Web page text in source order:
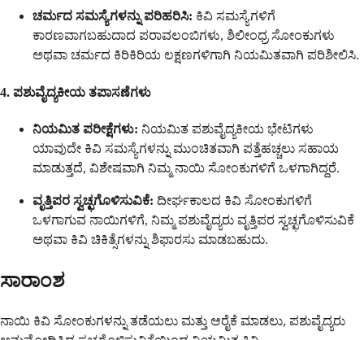
ಚರ್ಮದ ಸಮಸ್ಯೆಗಳನ್ನು ಪರಿಹರಿಸಿ: ಕಿವಿ ಸಮಸ್ಯೆಗಳಿಗೆ
ಕಾರಣವಾಗಬಹುದಾದ ಪರಾವಲಂಬಿಗಳು, ಶಿಲೀಂಧ್ರ ಸೋಂಕುಗಳು
ಅಥವಾ ಚರ್ಮದ ಕಿರಿಕಿರಿಯ ಲಕ್ಷಣಗಳಿಗಾಗಿ ನಿಯಮಿತವಾಗಿ ಪರಿಶೀಲಿಸಿ.
4. ಪಶುವೈದ್ಯಕೀಯ ತಪಾಸಣೆಗಳು
ನಿಯಮಿತ ಪರೀಕ್ಷೆಗಳು: ನಿಯಮಿತ ಪಶುವೈದ್ಯಕೀಯ ಭೇಟಿಗಳು
ಯಾವುದೇ ಕಿವಿ ಸಮಸ್ಯೆಗಳನ್ನು ಮುಂಚಿತವಾಗಿ ಪತ್ತೆಹಚ್ಚಲು ಸಹಾಯ
ಮಾಡುತ್ತದೆ, ವಿಶೇಷವಾಗಿ ನಿಮ್ಮ ನಾಯಿ ಸೋಂಕುಗಳಿಗೆ ಒಳಗಾಗಿದ್ದರೆ.
ವೃತ್ತಿಪರ ಸ್ವಚ್ಛಗೊಳಿಸುವಿಕೆ: ದೀರ್ಘಕಾಲದ ಕಿವಿ ಸೋಂಕುಗಳಿಗೆ
ಒಳಗಾಗುವ ನಾಯಿಗಳಿಗೆ, ನಿಮ್ಮ ಪಶುವೈದ್ಯರು ವೃತ್ತಿಪರ ಸ್ವಚ್ಛಗೊಳಿಸುವಿಕೆ
ಅಥವಾ ಕಿವಿ ಚಿಕಿತ್ಸೆಗಳನ್ನು ಶಿಫಾರಸು ಮಾಡಬಹುದು.
ಸಾರಾಂಶ
ನಾಯಿ ಕಿವಿ ಸೋಂಕುಗಳನ್ನು ತಡೆಯಲು ಮತ್ತು ಆರೈಕೆ ಮಾಡಲು, ಪಶುವೈದ್ಯರು